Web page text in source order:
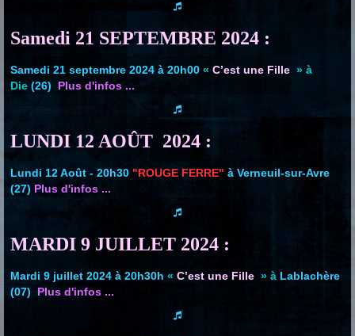
Samedi 21 SEPTEMBRE 2024 :
Samedi 21 septembre 2024 à 20h00 « C’est une Fille » à
Die (26) Plus d'infos ...
LUNDI 12 AOÛT 2024 :
Lundi 12 Août - 20h30 "ROUGE FERRE" à Verneuil-sur-Avre
(27) Plus d'infos ...
MARDI 9 JUILLET 2024 :
Mardi 9 juillet 2024 à 20h30h « C’est une Fille » à Lablachère
(07) Plus d'infos ...